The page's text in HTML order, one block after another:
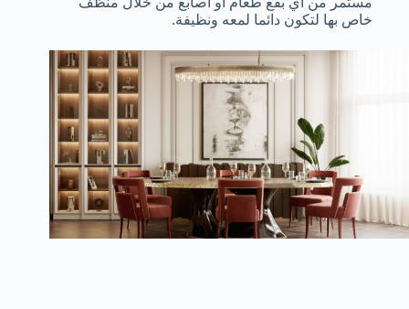
خاص بها لتكون دائما لمعه ونظيفة.